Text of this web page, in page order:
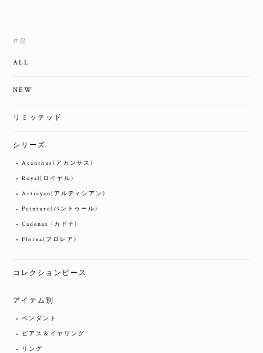
作品
ALL
NEW
リミッテッド
シリーズ
Acanthus(アカンサス)
Royal(ロイヤル)
Articyan(アルティシアン)
Peinture(パントゥール)
Cadenas (カドナ)
Florea(フロレア)
コレクションピース
アイテム別
ペンダント
ピアス＆イヤリング
リング